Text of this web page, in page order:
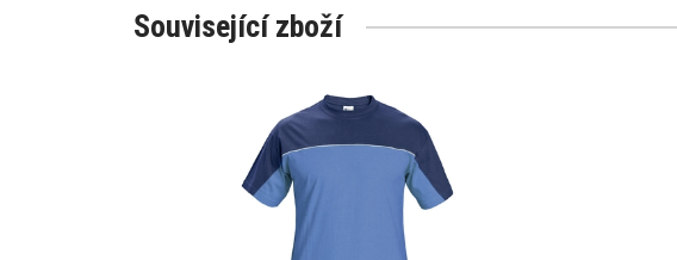
Související zboží